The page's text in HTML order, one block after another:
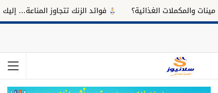
والمكملات الغذائية؟ فوائد الزنك تتجاوز المناعة… إليك